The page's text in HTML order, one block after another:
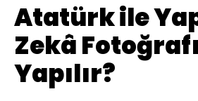
Atatürk ile
Zekâ
Yapılır?